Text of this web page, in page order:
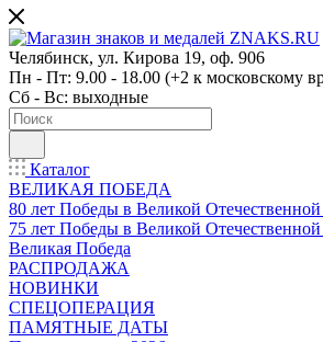
Челябинск, ул. Кирова 19, оф. 906
Пн - Пт: 9.00 - 18.00 (+2 к московскому
Сб - Вс: выходные
Каталог
ВЕЛИКАЯ ПОБЕДА
80 лет Победы в Великой
75 лет Победы в Великой
Великая Победа
РАСПРОДАЖА
НОВИНКИ
СПЕЦОПЕРАЦИЯ
ПАМЯТНЫЕ ДАТЫ